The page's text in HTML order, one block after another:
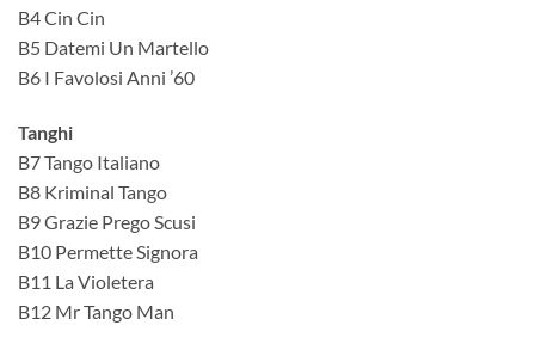
B4 Cin Cin
B5 Datemi Un Martello
B6 I Favolosi Anni ’60
Tanghi
B7 Tango Italiano
B8 Kriminal Tango
B9 Grazie Prego Scusi
B10 Permette Signora
B11 La Violetera
B12 Mr Tango Man